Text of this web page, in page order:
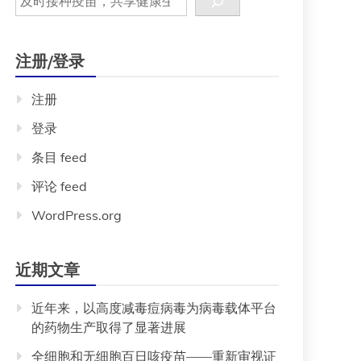
注册/登录
注册
登录
条目 feed
评论 feed
WordPress.org
近期文章
近年来，以高度减毒痘病毒为病毒载体平台
的药物生产取得了显著进展
全细胞和无细胞百日咳疫苗——重新审视证